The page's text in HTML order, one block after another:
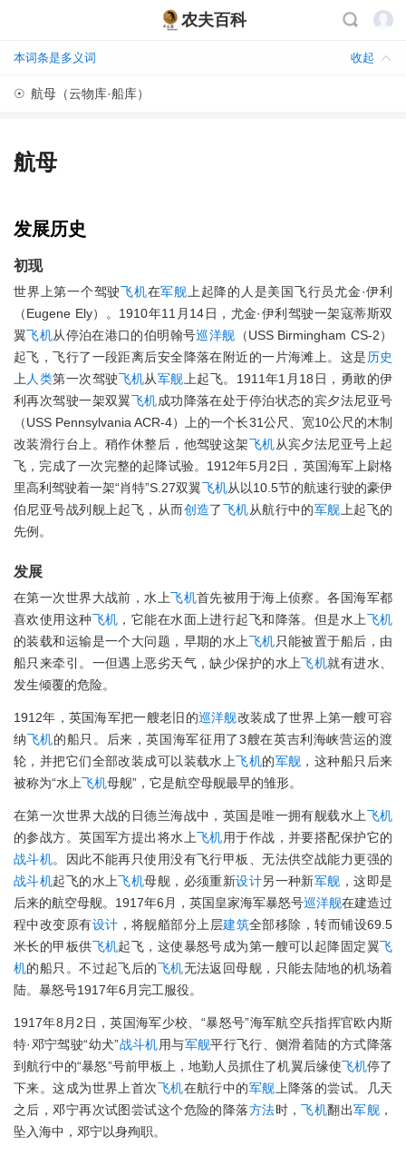
农夫百科
本词条是多义词 收起
☉ 航母（云物库·船库）
航母
发展历史
初现
世界上第一个驾驶飞机在军舰 上起降的人是美国飞行员尤金·伊利
（Eugene Ely）。1910年11月14日，尤金·伊利驾驶一架寇蒂斯双
翼飞机从停泊在港口的伯明翰号巡洋舰 （USS Birmingham CS-2）
起飞，飞行了一段距离后安全降落在附近的一片海滩上。这是 历史
上 人类第一次驾驶飞机从军舰 上起飞。1911年1月18日，勇敢的伊
利再次驾驶一架双翼飞机成功降落在处于停泊状态的宾夕法尼亚号
（USS Pennsylvania ACR-4）上的一个长31公尺、宽10公尺的木制
改装滑行台上。稍作休整后，他驾驶这架飞机从宾夕法尼亚号上起
飞，完成了一次完整的起降试验。1912年5月2日，英国海军上尉格
里高利驾驶着一架“肖特”S.27双翼飞机从以10.5节的航速行驶的豪伊
伯尼亚号战列舰上起飞，从而创造了飞机从航行中的军舰 上起飞的
先例。
发展
在第一次世界大战前，水上飞机首先被用于海上侦察。各国海军都
喜欢使用这种飞机 ，它能在水面上进行起飞和降落。但是水上飞机
的装载和运输是一个大问题，早期的水上飞机只能被置于船后，由
船只来牵引。一但遇上恶劣天气，缺少保护的水上飞机就有进水、
发生倾覆的危险。
1912年，英国海军把一艘老旧的巡洋舰改装成了世界上第一艘可容
纳飞机的船只。后来，英国海军征用了3艘在英吉利海峡营运的渡
轮，并把它们全部改装成可以装载水上飞机的军舰 ，这种船只后来
被称为“水上飞机母舰”，它是航空母舰最早的雏形。
在第一次世界大战的日德兰海战中，英国是唯一拥有舰载水上飞机
的参战方。英国军方提出将水上飞机用于作战，并要搭配保护它的
战斗机。因此不能再只使用没有飞行甲板、无法供空战能力更强的
战斗机起飞的水上飞机母舰，必须重新设计另一种新军舰 ，这即是
后来的航空母舰。1917年6月，英国皇家海军暴怒号巡洋舰在建造过
程中改变原有设计 ，将舰艏部分上层建筑全部移除，转而铺设69.5
米长的甲板供飞机起飞，这使暴怒号成为第一艘可以起降固定翼飞
机的船只。不过起飞后的飞机无法返回母舰，只能去陆地的机场着
陆。暴怒号1917年6月完工服役。
1917年8月2日，英国海军少校、“暴怒号”海军航空兵指挥官欧内斯
特·邓宁驾驶“幼犬”战斗机用与军舰平行飞行、侧滑着陆的方式降落
到航行中的“暴怒”号前甲板上，地勤人员抓住了机翼后缘使飞机停了
下来。这成为世界上首次飞机在航行中的军舰 上降落的尝试。几天
之后，邓宁再次试图尝试这个危险的降落方法时，飞机翻出军舰 ，
坠入海中，邓宁以身殉职。